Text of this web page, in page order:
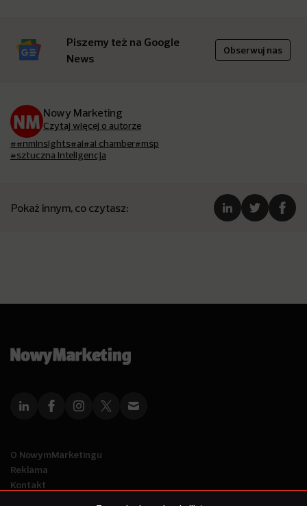
Piszemy też na Google
News
Obserwuj nas
Nowy Marketing
Czytaj więcej o autorze
##nminsights#ai#ai chamber#mśp
#sztuczna inteligencja
Pokaż innym, co czytasz:
O NowymMarketingu
Reklama
Kontakt